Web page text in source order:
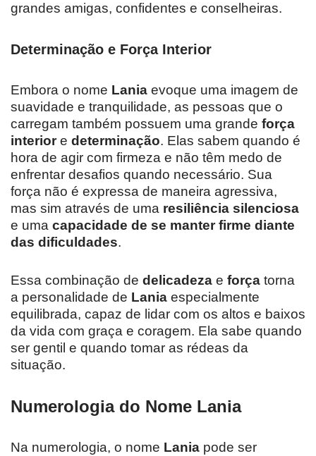
grandes amigas, confidentes e conselheiras.
Determinação e Força Interior
Embora o nome Lania evoque uma imagem de
suavidade e tranquilidade, as pessoas que o
carregam também possuem uma grande força
interiore determinação. Elas sabem quando é
hora de agir com firmeza e não têm medo de
enfrentar desafios quando necessário. Sua
força não é expressa de maneira agressiva,
mas sim através de uma resiliência silenciosa
e uma capacidade de se manter firme diante
das dificuldades.
Essa combinação de delicadeza e força torna
a personalidade de Lania especialmente
equilibrada, capaz de lidar com os altos e baixos
da vida com graça e coragem. Ela sabe quando
ser gentil e quando tomar as rédeas da
situação.
Numerologia do Nome Lania
Na numerologia, o nome Lania pode ser